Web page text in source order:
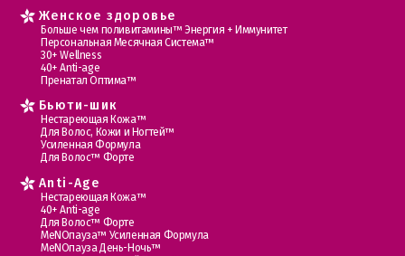
Женское здоровье
Больше чем поливитамины™ Энергия + Иммунитет
Персональная Месячная Система™
30+ Wellness
40+ Anti-age
Пренатал Оптима™
Бьюти-шик
Нестареющая Кожа™
Для Волос, Кожи и Ногтей™
Усиленная Формула
Для Волос™ Форте
Anti-Age
Нестареющая Кожа™
40+ Anti-age
Для Волос™ Форте
МеNOпауза™ Усиленная Формула
МеNOпауза День-Ночь™